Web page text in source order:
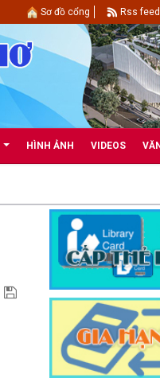
HÌNH ẢNH VIDEOS
Sơ đồ cổng Rss